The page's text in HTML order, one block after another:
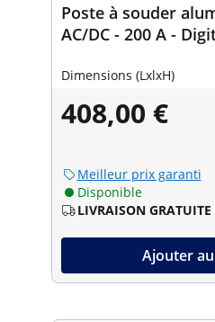
Poste à souder
AC/DC - 200 A -
Dimensions (LxlxH)
408,00 €
Meilleur prix garanti
Disponible
LIVRAISON GRATUITE
Ajouter